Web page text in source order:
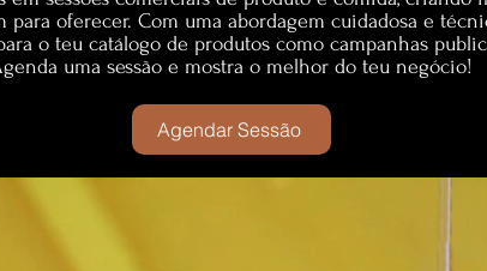
oferecer. Com uma abordagem cuidadosa e
o teu catálogo de produtos como campanhas
uma sessão e mostra o melhor do teu negócio!
Agendar Sessão